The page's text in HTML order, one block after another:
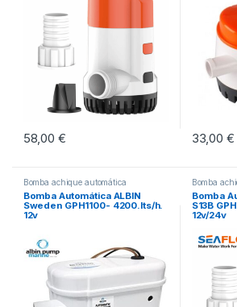
58,00 € 33,00 €
Bomba achique automática
Bomba Automática ALBIN
Sweden GPH1100- 4200.lts/h.
12v
Bomba
Bomba
S13B
12v/24v